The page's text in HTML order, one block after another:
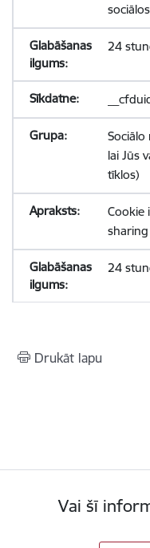
24
Sociālo
lai Jūs
tīklos)
Cookie
24
Drukāt lapu
Vai šī